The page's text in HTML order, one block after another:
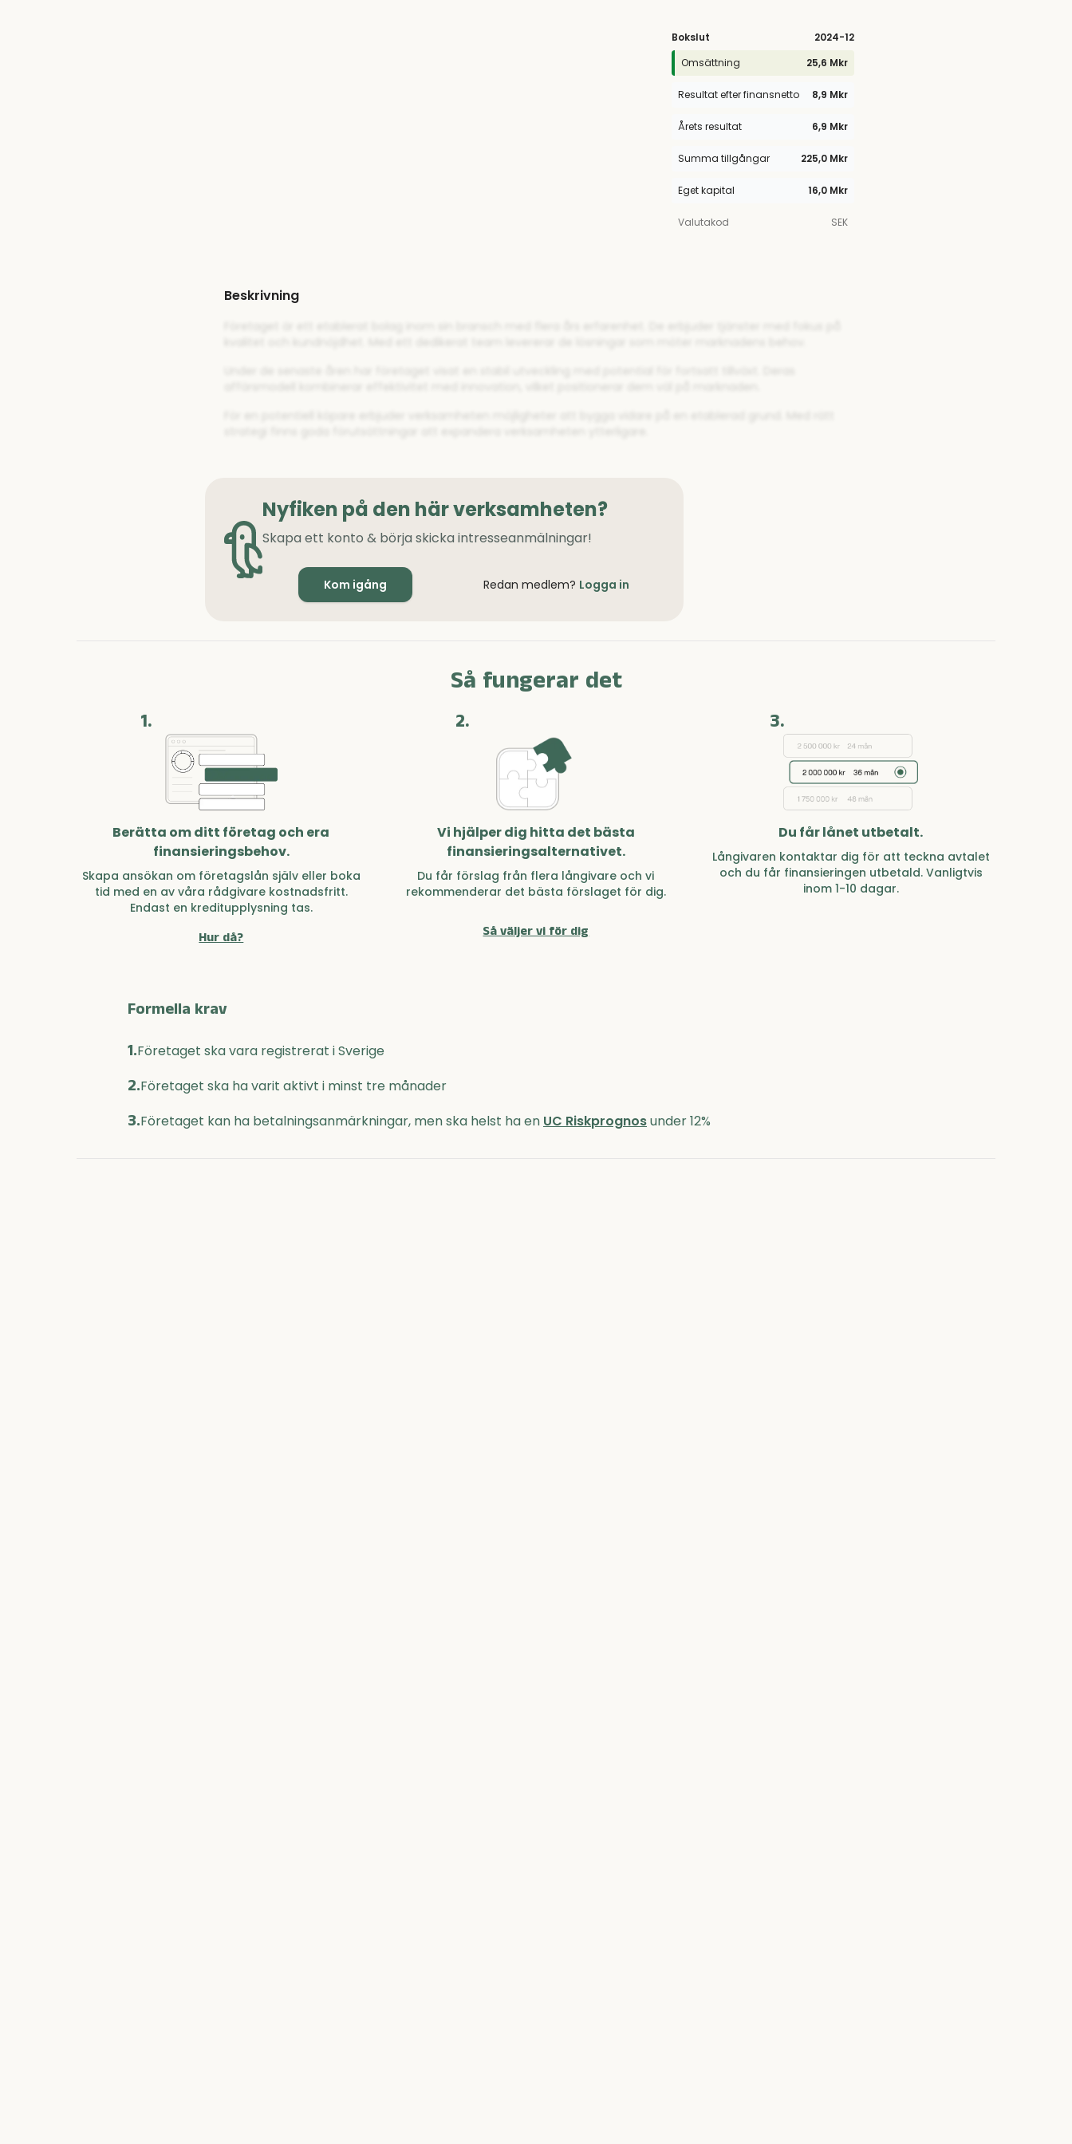
Bokslut 2024-12
Omsättning
25,6 Mkr
Resultat efter finansnetto 8,9 Mkr
Årets resultat 6,9 Mkr
Summa tillgångar 225,0 Mkr
Eget kapital 16,0 Mkr
Valutakod SEK
Beskrivning
Nyfiken på den här verksamheten?
Skapa ett konto & börja skicka intresseanmälningar!
Kom igång Redan medlem? Logga in
Så fungerar det
1.
Berätta om ditt företag och era
finansieringsbehov.
Skapa ansökan om företagslån själv eller boka
tid med en av våra rådgivare kostnadsfritt.
Endast en kreditupplysning tas.
Hur då?
2.
Vi hjälper dig hitta det bästa
finansieringsalternativet.
Du får förslag från flera långivare och vi
rekommenderar det bästa förslaget för dig.
Så väljer vi för dig
3.
Du får lånet utbetalt.
Långivaren kontaktar dig för att teckna avtalet
och du får finansieringen utbetald. Vanligtvis
inom 1-10 dagar.
Formella krav
1.Företaget ska vara registrerat i Sverige
2.Företaget ska ha varit aktivt i minst tre månader
3.Företaget kan ha betalningsanmärkningar, men ska helst ha en UC Riskprognosunder 12%